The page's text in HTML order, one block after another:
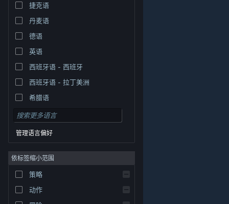
© Valve Corporation。保留所有权利。所有商标均为其在
律信息| 无障碍
捷克语
丹麦语
德语
英语
西班牙语 - 西班牙
西班牙语 - 拉丁美洲
希腊语
管理语言偏好
依标签缩小范围
策略
动作